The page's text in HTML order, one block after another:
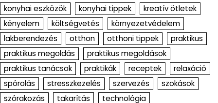
konyhai eszközök
konyhai tippek
kreatív ötletek
kényelem
költségvetés
környezetvédelem
lakberendezés
otthon otthoni tippek
praktikus
praktikus megoldás
praktikus megoldások
praktikus tanácsok
praktikák receptek
relaxáció
spórolás
stresszkezelés szervezés
szokások
szórakozás
takarítás
technológia